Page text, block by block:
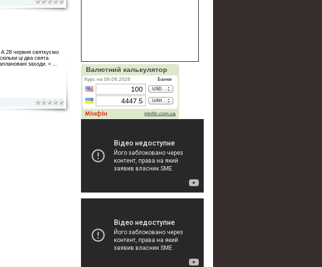
28 червня святкуємо
ці два свята
заходи. <